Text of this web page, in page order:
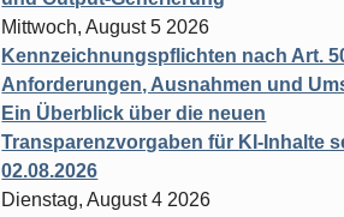
Mittwoch, August 5 2026
Kennzeichnungspflichten nach Art.
Anforderungen, Ausnahmen und
Ein Überblick über die neuen
Transparenzvorgaben für KI-Inhalte
02.08.2026
Dienstag, August 4 2026